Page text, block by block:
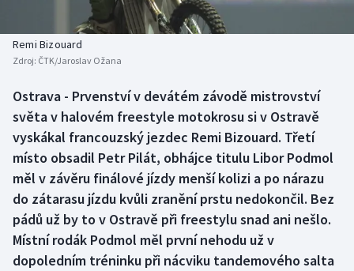
Basketbal
Biatlon
Boby a skeleton
Box
Curling
Dostihy
Florbal
Historické návraty
Aplikace ČT sport
AZ kvíz
Remi Bizouard
Zdroj: ČTK/Jaroslav Ožana
Ostrava - Prvenství v devátém závodě mistrovství
světa v halovém freestyle motokrosu si v Ostravě
vyskákal francouzský jezdec Remi Bizouard. Třetí
místo obsadil Petr Pilát, obhájce titulu Libor Podmol
měl v závěru finálové jízdy menší kolizi a po nárazu
do zátarasu jízdu kvůli zranění prstu nedokončil. Bez
pádů už by to v Ostravě při freestylu snad ani nešlo.
Místní rodák Podmol měl první nehodu už v
dopoledním tréninku při nácviku tandemového salta